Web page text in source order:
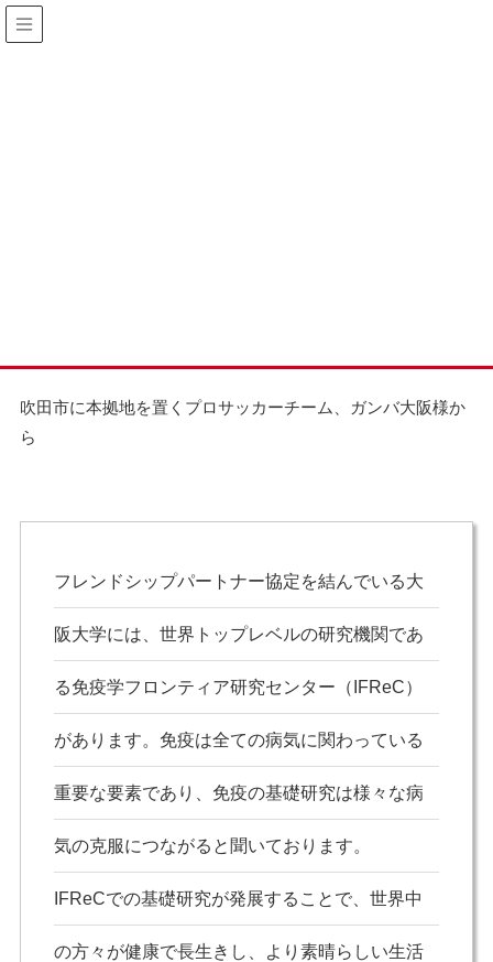
吹田市に本拠地を置くプロサッカーチーム、ガンバ大阪様か
ら
フレンドシップパートナー協定を結んでいる大
阪大学には、世界トップレベルの研究機関であ
る免疫学フロンティア研究センター（IFReC）
があります。免疫は全ての病気に関わっている
重要な要素であり、免疫の基礎研究は様々な病
気の克服につながると聞いております。
IFReCでの基礎研究が発展することで、世界中
の方々が健康で長生きし、より素晴らしい生活